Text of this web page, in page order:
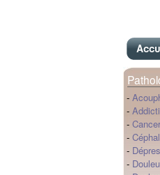
-
-
- Cancer
-
-
-